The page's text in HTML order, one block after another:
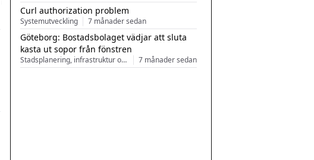
Curl authorization problem
Systemutveckling 7 månader sedan
Göteborg: Bostadsbolaget vädjar att sluta
kasta ut sopor från fönstren
Stadsplanering, infrastruktur och arkitektur 7 månader sedan